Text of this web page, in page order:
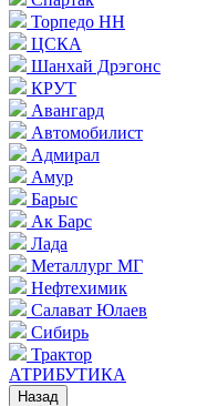
Торпедо НН
ЦСКА
Шанхай Дрэгонс
КРУТ
Авангард
Автомобилист
Адмирал
Амур
Барыс
Ак Барс
Лада
Металлург МГ
Нефтехимик
Салават Юлаев
Сибирь
Трактор
АТРИБУТИКА
Назад